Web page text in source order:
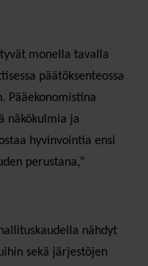
monella tavalla
päätöksenteossa
Pääekonomistina
näkökulmia ja
hyvinvointia ensi
perustana,”
nähdyt
sekä järjestöjen